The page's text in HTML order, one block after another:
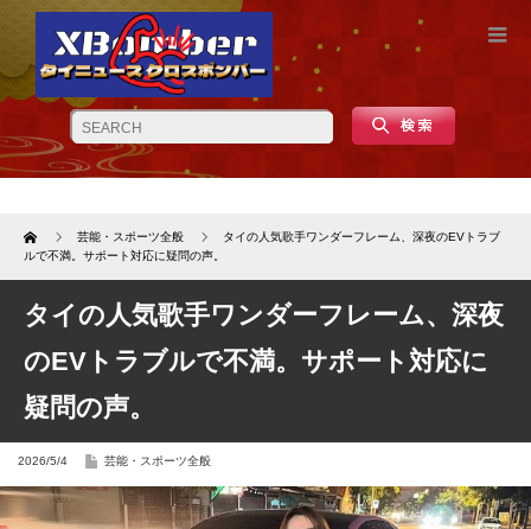
Home 芸能・スポーツ全般
タイの人気歌手ワンダーフレーム、深夜のEVトラブ
ルで不満。サポート対応に疑問の声。
タイの人気歌手ワンダーフレーム、深夜
のEVトラブルで不満。サポート対応に
疑問の声。
2026/5/4 芸能・スポーツ全般